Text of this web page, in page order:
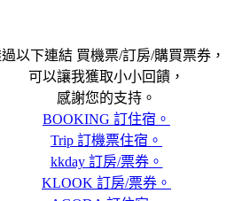
以下連結 買機票/訂房/購買票券，
可以讓我獲取小小回饋，
感謝您的支持。
BOOKING 訂住宿。
Trip 訂機票住宿。
kkday 訂房/票券。
KLOOK 訂房/票券。